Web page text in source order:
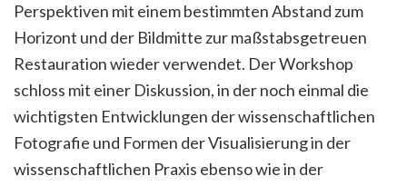
Perspektiven mit einem bestimmten Abstand zum
Horizont und der Bildmitte zur maßstabsgetreuen
Restauration wieder verwendet. Der Workshop
schloss mit einer Diskussion, in der noch einmal die
wichtigsten Entwicklungen der wissenschaftlichen
Fotografie und Formen der Visualisierung in der
wissenschaftlichen Praxis ebenso wie in der